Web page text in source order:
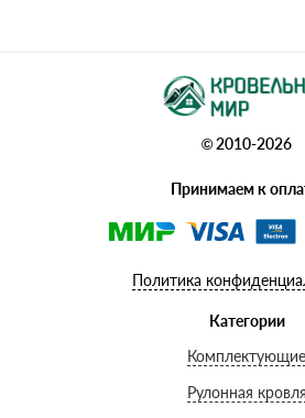
© 2010-2026
Принимаем к
Политика
Категории
Комплектующие
Рулонная кровля